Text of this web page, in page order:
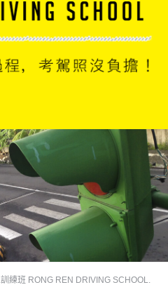
練班 RONG REN DRIVING SCHOOL.